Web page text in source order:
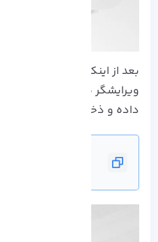
ویرایشگر متن استفاده کنید.
داده و ذخیره کنید.